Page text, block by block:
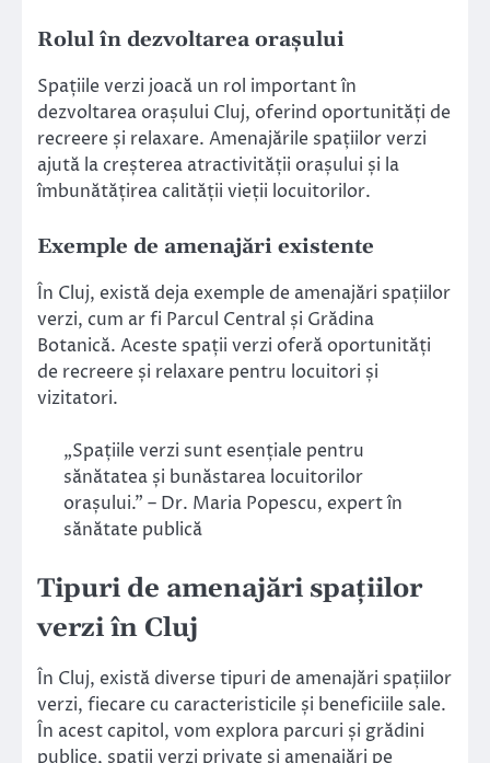
Rolul în dezvoltarea orașului
Spațiile verzi joacă un rol important în
dezvoltarea orașului Cluj, oferind oportunități de
recreere și relaxare. Amenajările spațiilor verzi
ajută la creșterea atractivității orașului și la
îmbunătățirea calității vieții locuitorilor.
Exemple de amenajări existente
În Cluj, există deja exemple de amenajări spațiilor
verzi, cum ar fi Parcul Central și Grădina
Botanică. Aceste spații verzi oferă oportunități
de recreere și relaxare pentru locuitori și
vizitatori.
„Spațiile verzi sunt esențiale pentru
sănătatea și bunăstarea locuitorilor
orașului.” – Dr. Maria Popescu, expert în
sănătate publică
Tipuri de amenajări spațiilor
verzi în Cluj
În Cluj, există diverse tipuri de amenajări spațiilor
verzi, fiecare cu caracteristicile și beneficiile sale.
În acest capitol, vom explora parcuri și grădini
publice, spații verzi private și amenajări pe